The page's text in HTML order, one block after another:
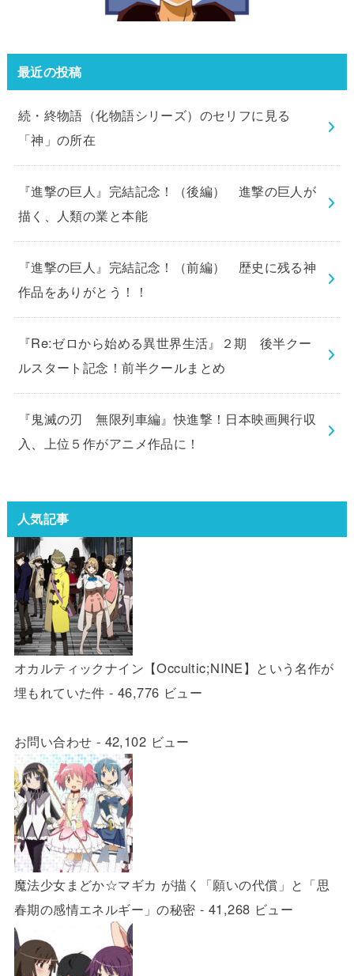
最近の投稿
続・終物語（化物語シリーズ）のセリフに見る
「神」の所在
『進撃の巨人』完結記念！（後編） 進撃の巨人が
描く、人類の業と本能
『進撃の巨人』完結記念！（前編） 歴史に残る神
作品をありがとう！！
『Re:ゼロから始める異世界生活』２期 後半クー
ルスタート記念！前半クールまとめ
『鬼滅の刃 無限列車編』快進撃！日本映画興行収
入、上位５作がアニメ作品に！
人気記事
オカルティックナイン【Occultic;NINE】という名作が
埋もれていた件 - 46,776 ビュー
お問い合わせ - 42,102 ビュー
魔法少女まどか☆マギカ が描く「願いの代償」と「思
春期の感情エネルギー」の秘密 - 41,268 ビュー